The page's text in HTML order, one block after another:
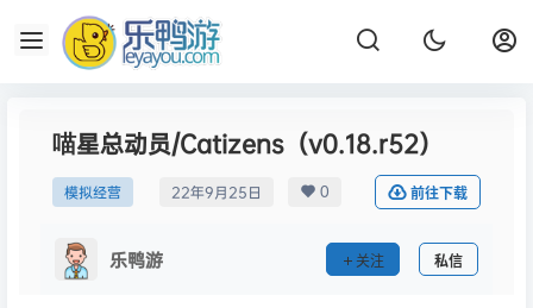
喵星总动员/Catizens（v0.18.r52）
模拟经营 22年9月25日 0 前往下载
乐鸭游 关注 私信